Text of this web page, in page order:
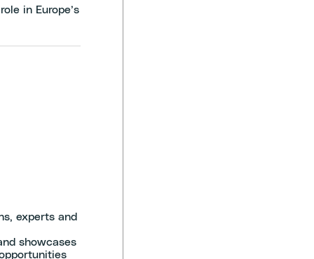
in Europe’s
experts and
showcases